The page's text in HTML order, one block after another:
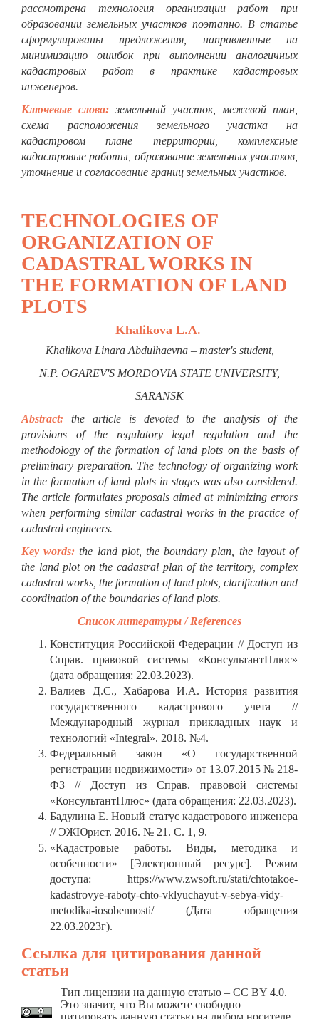
рассмотрена технология организации работ при
образовании земельных участков поэтапно. В статье
сформулированы предложения, направленные на
минимизацию ошибок при выполнении аналогичных
кадастровых работ в практике кадастровых
инженеров.
Ключевые слова: земельный участок, межевой план,
схема расположения земельного участка на
кадастровом плане территории, комплексные
кадастровые работы, образование земельных участков,
уточнение и согласование границ земельных участков.
TECHNOLOGIES OF
ORGANIZATION OF
CADASTRAL WORKS IN
THE FORMATION OF LAND
PLOTS
Khalikova L.A.
Khalikova Linara Abdulhaevna – master's student,
N.P. OGAREV'S MORDOVIA STATE UNIVERSITY,
SARANSK
Abstract: the article is devoted to the analysis of the
provisions of the regulatory legal regulation and the
methodology of the formation of land plots on the basis of
preliminary preparation. The technology of organizing work
in the formation of land plots in stages was also considered.
The article formulates proposals aimed at minimizing errors
when performing similar cadastral works in the practice of
cadastral engineers.
Key words:the land plot, the boundary plan, the layout of
the land plot on the cadastral plan of the territory, complex
cadastral works, the formation of land plots, clarification and
coordination of the boundaries of land plots.
Список литературы / References
Конституция Российской Федерации // Доступ из
Справ. правовой системы «КонсультантПлюс»
(дата обращения: 22.03.2023).
Валиев Д.С., Хабарова И.А. История развития
государственного кадастрового учета //
Международный журнал прикладных наук и
технологий «Integral». 2018. №4.
Федеральный закон «О государственной
регистрации недвижимости» от 13.07.2015 № 218-
ФЗ // Доступ из Справ. правовой системы
«КонсультантПлюс» (дата обращения: 22.03.2023).
Бадулина Е. Новый статус кадастрового инженера
// ЭЖЮрист. 2016. № 21. С. 1, 9.
«Кадастровые работы. Виды, методика и
особенности» [Электронный ресурс]. Режим
доступа: https://www.zwsoft.ru/stati/chtotakoe-
kadastrovye-raboty-chto-vklyuchayut-v-sebya-vidy-
metodika-iosobennosti/ (Дата обращения
22.03.2023г).
Ссылка для цитирования данной
статьи
Тип лицензии на данную статью – CC BY 4.0.
Это значит, что Вы можете свободно
цитировать данную статью на любом носителе